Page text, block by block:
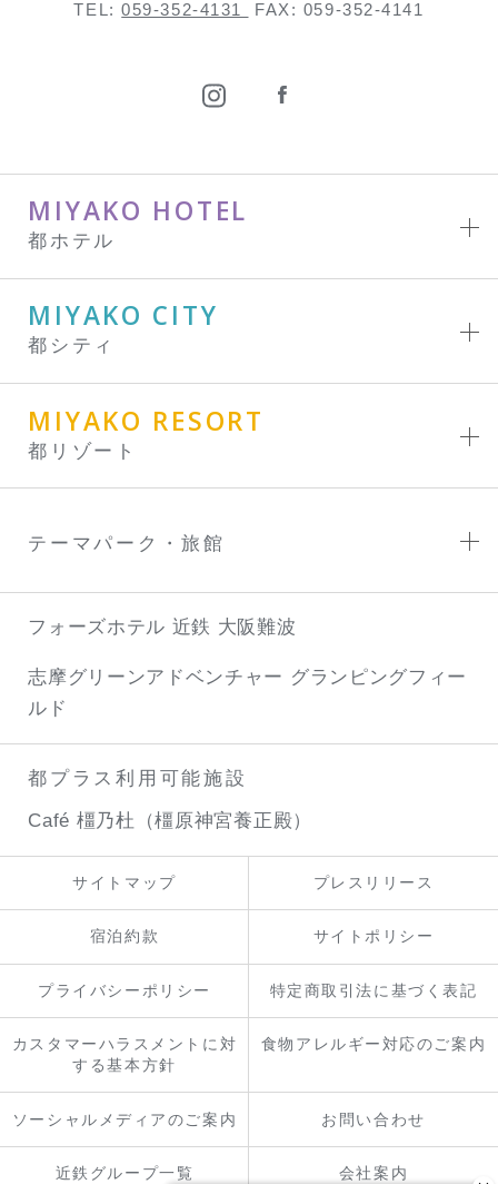
TEL:059-352-4131 FAX: 059-352-4141
MIYAKO HOTEL
都ホテル
MIYAKO CITY
都シティ
MIYAKO RESORT
都リゾート
テーマパーク・旅館
フォーズホテル 近鉄 大阪難波
志摩グリーンアドベンチャー グランピングフィー
ルド
都プラス利用可能施設
Café 橿乃杜（橿原神宮養正殿）
サイトマップ プレスリリース
宿泊約款 サイトポリシー
プライバシーポリシー 特定商取引法に基づく表記
カスタマーハラスメントに対
する基本方針
食物アレルギー対応のご案内
ソーシャルメディアのご案内 お問い合わせ
近鉄グループ一覧 会社案内